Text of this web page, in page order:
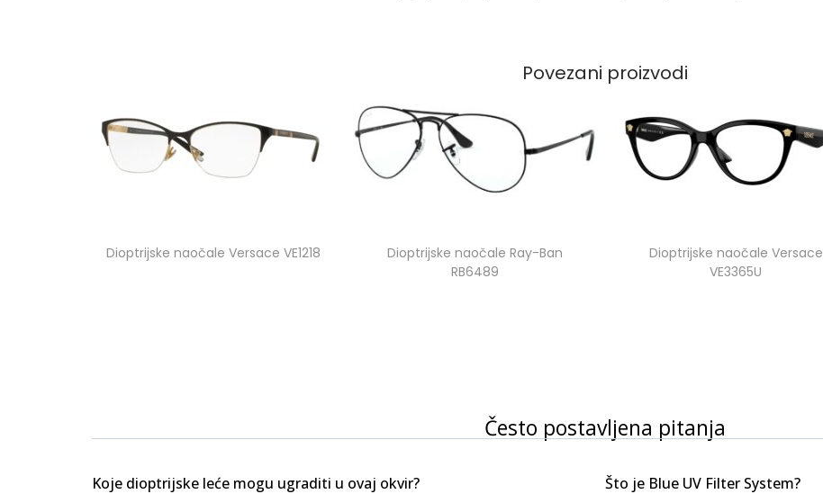
Povezani proizvodi
Dioptrijske naočale Versace VE1218
Dioptrijske naočale Ray-Ban
RB6489
Dioptrijske naočale Versace
VE3365U
Često postavljena pitanja
Koje dioptrijske leće mogu ugraditi u ovaj okvir? Što je Blue UV Filter System?